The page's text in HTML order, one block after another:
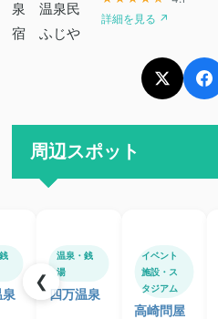
詳細を見る ↗
周辺スポット
温泉・銭
湯
四万温泉
イベント
施設・ス
タジアム
高崎問屋
❮